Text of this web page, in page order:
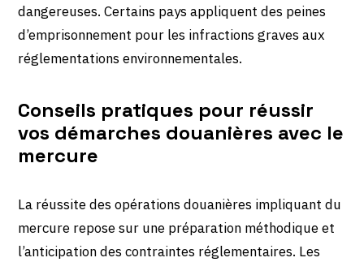
dangereuses. Certains pays appliquent des peines
d’emprisonnement pour les infractions graves aux
réglementations environnementales.
Conseils pratiques pour réussir
vos démarches douanières avec le
mercure
La réussite des opérations douanières impliquant du
mercure repose sur une préparation méthodique et
l’anticipation des contraintes réglementaires. Les